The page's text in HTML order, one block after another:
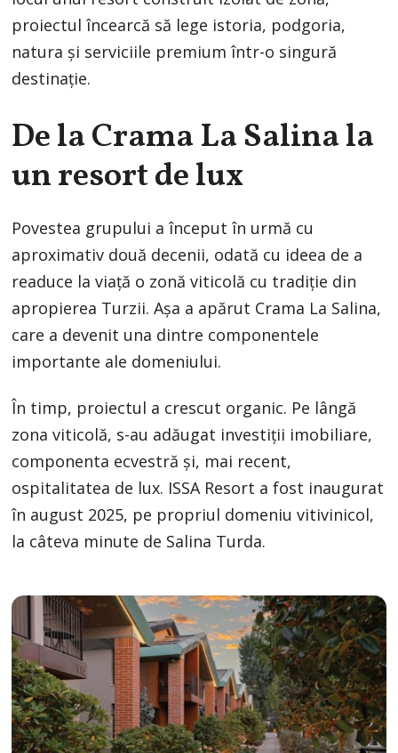
proiectul încearcă să lege istoria, podgoria,
natura și serviciile premium într-o singură
destinație.
De la Crama La Salina la
un resort de lux
Povestea grupului a început în urmă cu
aproximativ două decenii, odată cu ideea de a
readuce la viață o zonă viticolă cu tradiție din
apropierea Turzii. Așa a apărut Crama La Salina,
care a devenit una dintre componentele
importante ale domeniului.
În timp, proiectul a crescut organic. Pe lângă
zona viticolă, s-au adăugat investiții imobiliare,
componenta ecvestră și, mai recent,
ospitalitatea de lux. ISSA Resort a fost inaugurat
în august 2025, pe propriul domeniu vitivinicol,
la câteva minute de Salina Turda.